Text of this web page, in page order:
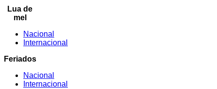
Lua de
mel
Nacional
Internacional
Feriados
Nacional
Internacional